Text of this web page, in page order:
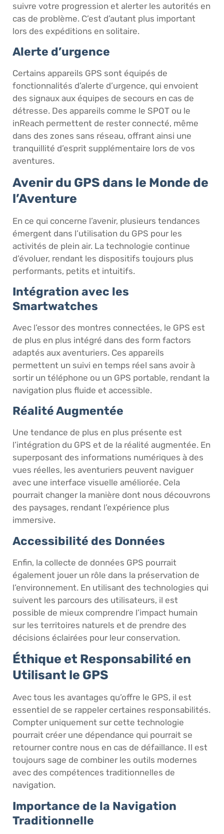
suivre votre progression et alerter les autorités en
cas de problème. C’est d’autant plus important
lors des expéditions en solitaire.
Alerte d’urgence
Certains appareils GPS sont équipés de
fonctionnalités d’alerte d’urgence, qui envoient
des signaux aux équipes de secours en cas de
détresse. Des appareils comme le SPOT ou le
inReach permettent de rester connecté, même
dans des zones sans réseau, offrant ainsi une
tranquillité d’esprit supplémentaire lors de vos
aventures.
Avenir du GPS dans le Monde de
l’Aventure
En ce qui concerne l’avenir, plusieurs tendances
émergent dans l’utilisation du GPS pour les
activités de plein air. La technologie continue
d’évoluer, rendant les dispositifs toujours plus
performants, petits et intuitifs.
Intégration avec les
Smartwatches
Avec l’essor des montres connectées, le GPS est
de plus en plus intégré dans des form factors
adaptés aux aventuriers. Ces appareils
permettent un suivi en temps réel sans avoir à
sortir un téléphone ou un GPS portable, rendant la
navigation plus fluide et accessible.
Réalité Augmentée
Une tendance de plus en plus présente est
l’intégration du GPS et de la réalité augmentée. En
superposant des informations numériques à des
vues réelles, les aventuriers peuvent naviguer
avec une interface visuelle améliorée. Cela
pourrait changer la manière dont nous découvrons
des paysages, rendant l’expérience plus
immersive.
Accessibilité des Données
Enfin, la collecte de données GPS pourrait
également jouer un rôle dans la préservation de
l’environnement. En utilisant des technologies qui
suivent les parcours des utilisateurs, il est
possible de mieux comprendre l’impact humain
sur les territoires naturels et de prendre des
décisions éclairées pour leur conservation.
Éthique et Responsabilité en
Utilisant le GPS
Avec tous les avantages qu’offre le GPS, il est
essentiel de se rappeler certaines responsabilités.
Compter uniquement sur cette technologie
pourrait créer une dépendance qui pourrait se
retourner contre nous en cas de défaillance. Il est
toujours sage de combiner les outils modernes
avec des compétences traditionnelles de
navigation.
Importance de la Navigation
Traditionnelle